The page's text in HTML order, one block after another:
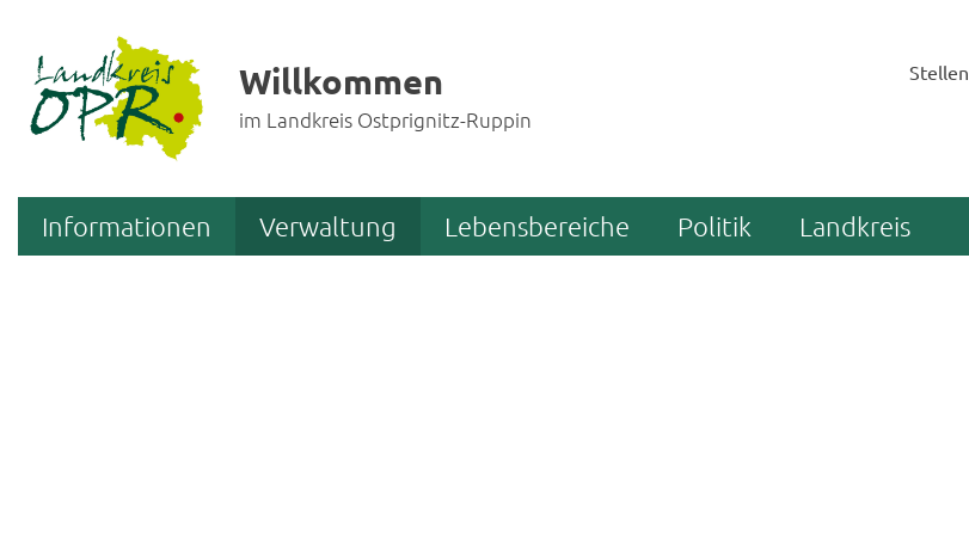
Willkommen
im Landkreis Ostprignitz-Ruppin
Stellen
Informationen Verwaltung Lebensbereiche Politik Landkreis